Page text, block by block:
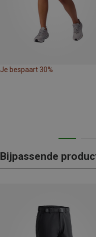
Je bespaart 30%
Bijpassende